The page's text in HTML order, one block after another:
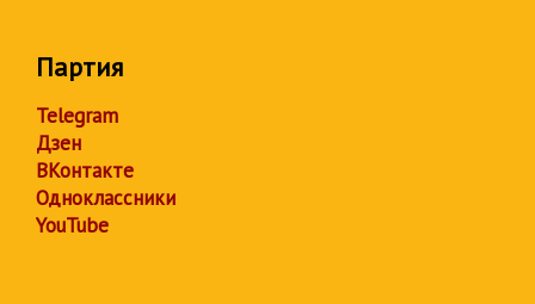
Партия
Telegram
Дзен
ВКонтакте
Одноклассники
YouTube